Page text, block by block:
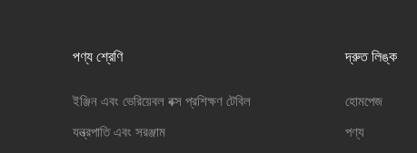
পণ্য শ্রেণি
ইঞ্জিন এবং ভেরিয়েবল বক্স প্রশিক্ষণ টেবিল
যন্ত্রপাতি এবং সরঞ্জাম
দ্রুত লিঙ্ক
হোমপেজ
পণ্য